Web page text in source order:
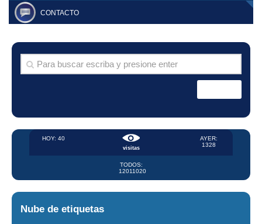
CONTACTO
visitas
HOY: 40
AYER:
1328
TODOS:
12011020
Nube de etiquetas